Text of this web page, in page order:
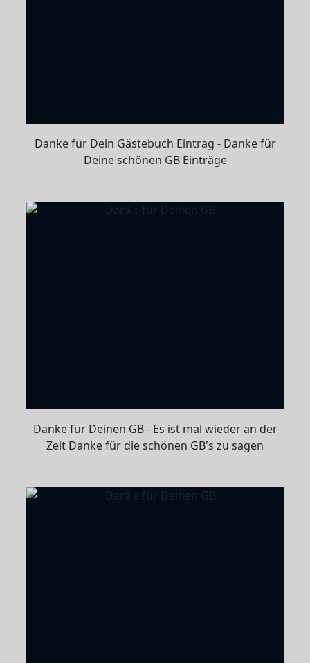
Danke für Dein Gästebuch Eintrag - Danke für
Deine schönen GB Einträge
Danke für Deinen GB - Es ist mal wieder an der
Zeit Danke für die schönen GB's zu sagen